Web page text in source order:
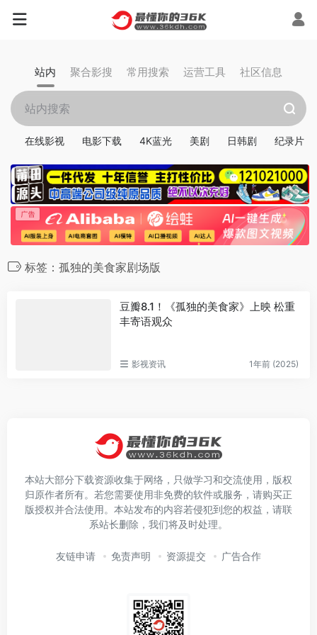
站内 聚合影搜 常用搜索 运营工具 社区信息
在线影视 电影下载 4K蓝光 美剧 日韩剧 纪录片
标签：孤独的美食家剧场版
豆瓣8.1！《孤独的美食家》上映 松重
丰寄语观众
影视资讯 1年前 (2025)
本站大部分下载资源收集于网络，只做学习和交流使用，版权
归原作者所有。若您需要使用非免费的软件或服务，请购买正
版授权并合法使用。本站发布的内容若侵犯到您的权益，请联
系站长删除，我们将及时处理。
友链申请 免责声明 资源提交 广告合作